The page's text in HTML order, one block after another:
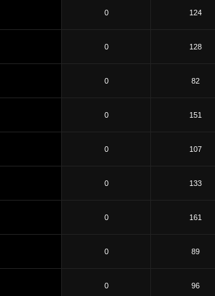
0 124
0
128
0
82
0 151
0
107
0
133
0
161
0
89
0
96